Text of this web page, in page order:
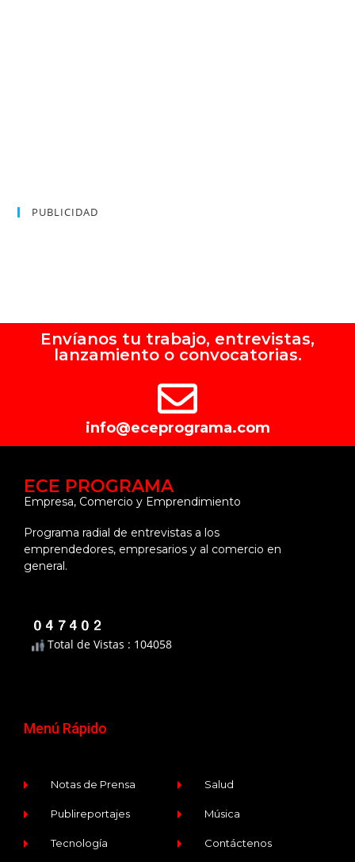
PUBLICIDAD
Envíanos tu trabajo, entrevistas,
lanzamiento o convocatorias.
info@eceprograma.com
ECE PROGRAMA
Empresa, Comercio y Emprendimiento
Programa radial de entrevistas a los
emprendedores, empresarios y al comercio en
general.
Total de Vistas : 104058
Menú Rápido
Notas de Prensa
Publireportajes
Tecnología
Salud
Música
Contáctenos